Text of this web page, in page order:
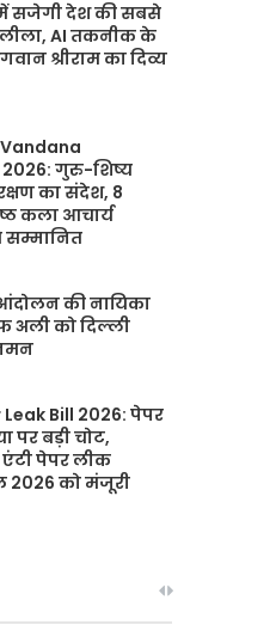
सजेगी देश की सबसे
AI तकनीक के
श्रीराम का दिव्य
गुरु-शिष्य
का संदेश, 8
कला आचार्य
की नायिका
को दिल्ली
Bill 2026: पेपर
पर बड़ी चोट,
पेपर लीक
2026 को मंजूरी